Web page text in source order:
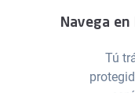
Navega
Tú